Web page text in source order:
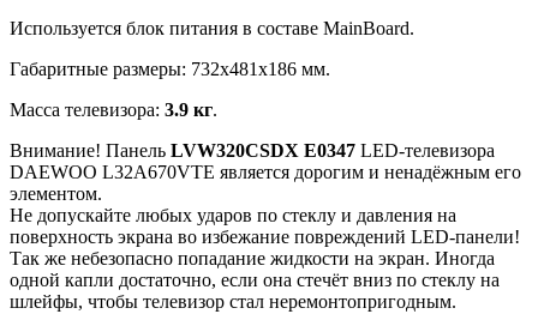
Используется блок питания в составе MainBoard.
Габаритные размеры: 732x481x186 мм.
Масса телевизора: 3.9 кг.
Внимание! Панель LVW320CSDX E0347 LED-телевизора
DAEWOO L32A670VTE является дорогим и ненадёжным его
элементом.
Не допускайте любых ударов по стеклу и давления на
поверхность экрана во избежание повреждений LED-панели!
Так же небезопасно попадание жидкости на экран. Иногда
одной капли достаточно, если она стечёт вниз по стеклу на
шлейфы, чтобы телевизор стал неремонтопригодным.